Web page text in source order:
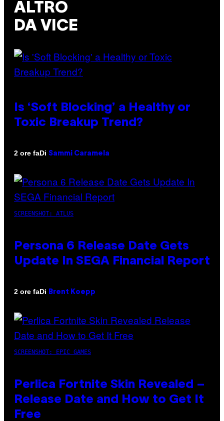
ALTRO
DA VICE
Is ‘Soft Blocking’ a Healthy or
Toxic Breakup Trend?
2 ore faDi Sammi Caramela
SCREENSHOT: ATLUS
Persona 6 Release Date Gets
Update In SEGA Financial Report
2 ore faDi Brent Koepp
SCREENSHOT: EPIC GAMES
Perlica Fortnite Skin Revealed –
Release Date and How to Get It
Free